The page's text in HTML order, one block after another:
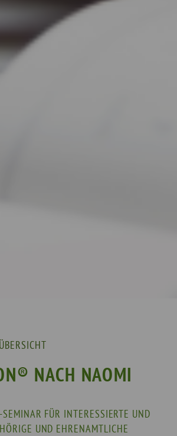
NACH NAOMI
FÜR INTERESSIERTE UND
UND EHRENAMTLICHE